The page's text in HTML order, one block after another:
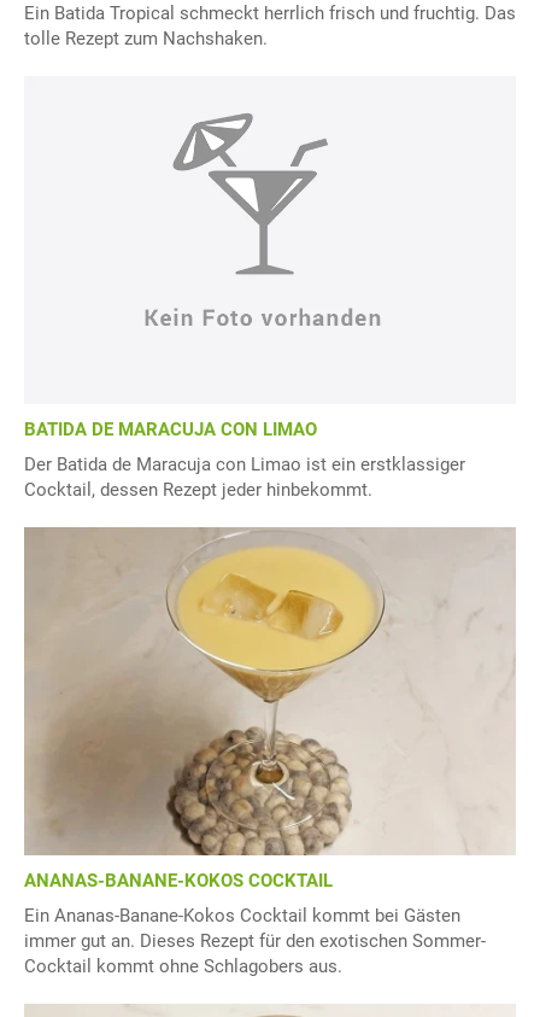
Ein Batida Tropical schmeckt herrlich frisch und fruchtig. Das
tolle Rezept zum Nachshaken.
BATIDA DE MARACUJA CON LIMAO
Der Batida de Maracuja con Limao ist ein erstklassiger
Cocktail, dessen Rezept jeder hinbekommt.
ANANAS-BANANE-KOKOS COCKTAIL
Ein Ananas-Banane-Kokos Cocktail kommt bei Gästen
immer gut an. Dieses Rezept für den exotischen Sommer-
Cocktail kommt ohne Schlagobers aus.